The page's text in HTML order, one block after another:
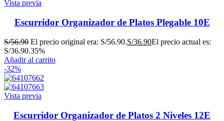
Vista previa
Escurridor Organizador de Platos Plegable 10E
S/56.90 El precio original era: S/56.90.S/36.90El precio actual es:
S/36.90.35%
Añadir al carrito
-32%
Vista previa
Escurridor Organizador de Platos 2 Niveles 12E